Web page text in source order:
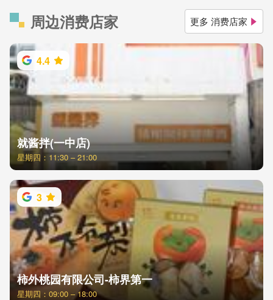
周边消费店家 更多 消费店家
4.4
就酱拌(一中店)
星期四：11:30 – 21:00
3
柿外桃园有限公司-柿界第一
星期四：09:00 – 18:00